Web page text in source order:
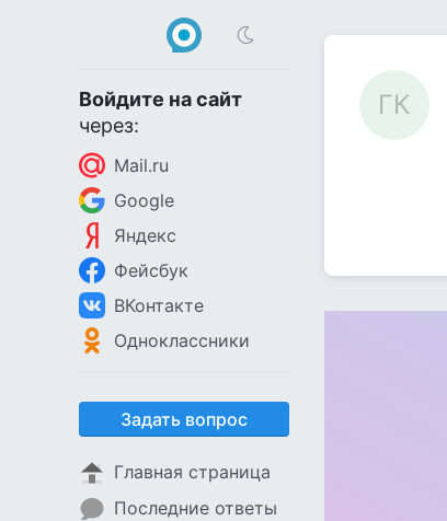
Войдите на сайт
через:
Mail.ru
Google
Яндекс
Фейсбук
ВКонтакте
Одноклассники
Задать вопрос
Главная страница
Последние ответы
ГК